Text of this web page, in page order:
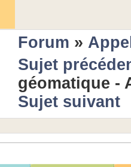
Forum »
Sujet
géomatique -
Sujet suivant